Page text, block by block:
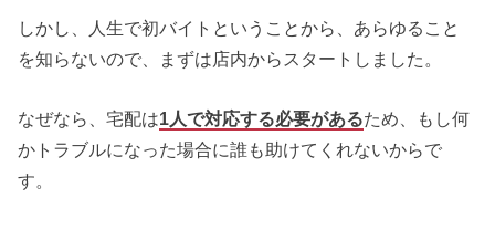
しかし、人生で初バイトということから、あらゆること
を知らないので、まずは店内からスタートしました。
なぜなら、宅配は1人で対応する必要があるため、もし何
かトラブルになった場合に誰も助けてくれないからで
す。